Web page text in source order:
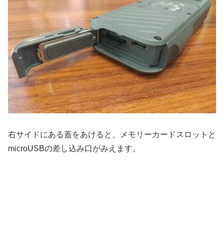
右サイドにある蓋をあけると、メモリーカードスロットと
microUSBの差し込み口がみえます。